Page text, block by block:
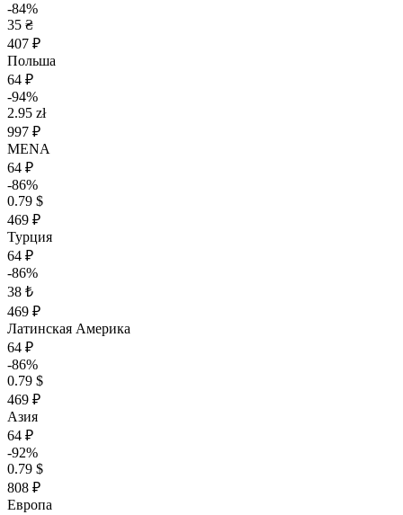
-84%
35 ₴
407 ₽
Польша
64 ₽
-94%
2.95 zł
997 ₽
MENA
64 ₽
-86%
0.79 $
469 ₽
Турция
64 ₽
-86%
38 ₺
469 ₽
Латинская Америка
64 ₽
-86%
0.79 $
469 ₽
Азия
64 ₽
-92%
0.79 $
808 ₽
Европа